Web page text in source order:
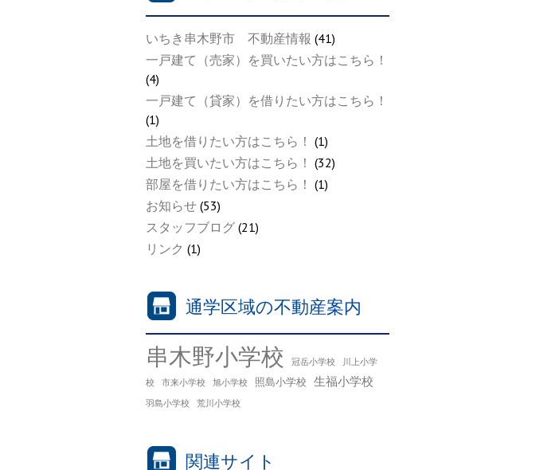
いちき串木野市 不動産情報 (41)
一戸建て（売家）を買いたい方はこちら！
(4)
一戸建て（貸家）を借りたい方はこちら！
(1)
土地を借りたい方はこちら！ (1)
土地を買いたい方はこちら！ (32)
部屋を借りたい方はこちら！ (1)
お知らせ (53)
スタッフブログ (21)
リンク (1)
通学区域の不動産案内
串木野小学校 冠岳小学校
川上小学
校
市来小学校 旭小学校 照島小学校 生福小学校
羽島小学校 荒川小学校
関連サイト